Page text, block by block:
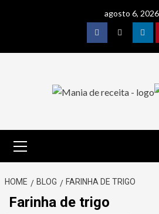
agosto 6, 2026
FacebookTwitter
Menu
HOME BLOG FARINHA DE TRIGO
Farinha de trigo